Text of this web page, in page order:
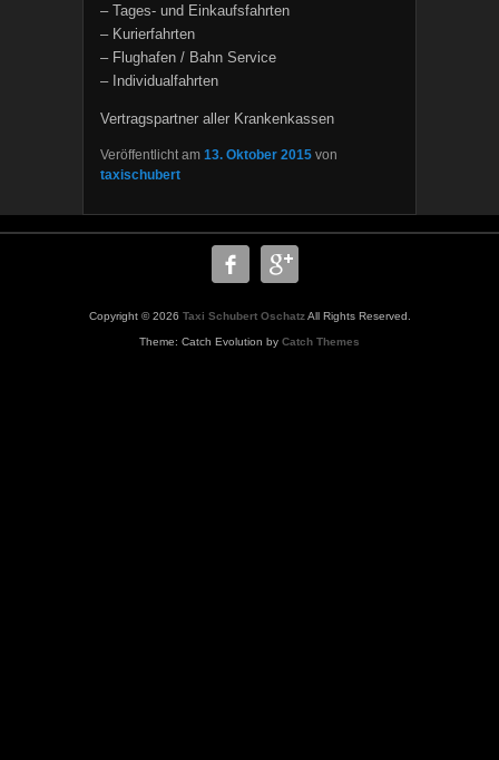
– Tages- und Einkaufsfahrten
– Kurierfahrten
– Flughafen / Bahn Service
– Individualfahrten
Vertragspartner aller Krankenkassen
Veröffentlicht am 13. Oktober 2015 von
taxischubert
Copyright © 2026 Taxi Schubert OschatzAll Rights Reserved.
Theme: Catch Evolution by Catch Themes